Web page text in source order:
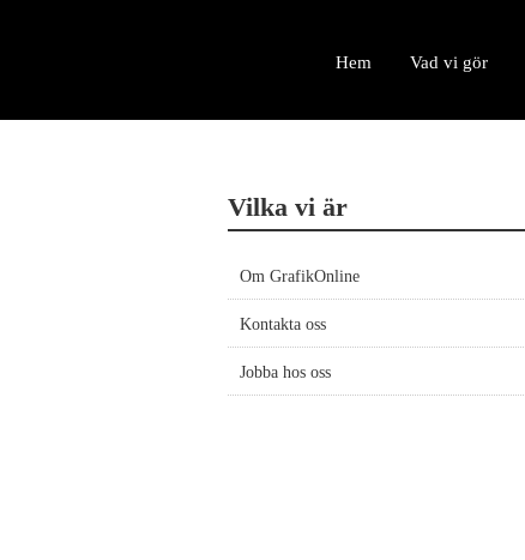
Hem Vad vi gör
Vilka vi är
Om GrafikOnline
Kontakta oss
Jobba hos oss